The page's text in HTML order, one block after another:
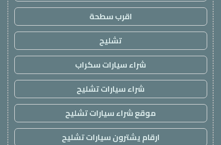
اقرب سطحة
تشليح
شراء سيارات سكراب
شراء سيارات تشليح
موقع شراء سيارات تشليح
ارقام يشترون سيارات تشليح